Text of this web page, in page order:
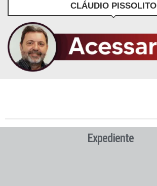
CLÁUDIO PISSOLITO
Expediente